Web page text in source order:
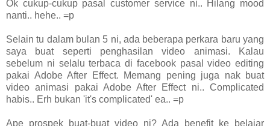
Ok cukup-cukup pasal customer service ni.. Hilang mood
nanti.. hehe.. =p
Selain tu dalam bulan 5 ni, ada beberapa perkara baru yang
saya buat seperti penghasilan video animasi. Kalau
sebelum ni selalu terbaca di facebook pasal video editing
pakai Adobe After Effect. Memang pening juga nak buat
video animasi pakai Adobe After Effect ni.. Complicated
habis.. Erh bukan 'it's complicated' ea.. =p
Ape prospek buat-buat video ni? Ada benefit ke belajar